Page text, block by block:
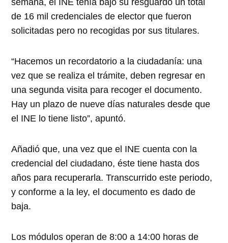
semana, el INE tenía bajo su resguardo un total
de 16 mil credenciales de elector que fueron
solicitadas pero no recogidas por sus titulares.
“Hacemos un recordatorio a la ciudadanía: una
vez que se realiza el trámite, deben regresar en
una segunda visita para recoger el documento.
Hay un plazo de nueve días naturales desde que
el INE lo tiene listo”, apuntó.
Añadió que, una vez que el INE cuenta con la
credencial del ciudadano, éste tiene hasta dos
años para recuperarla. Transcurrido este periodo,
y conforme a la ley, el documento es dado de
baja.
Los módulos operan de 8:00 a 14:00 horas de